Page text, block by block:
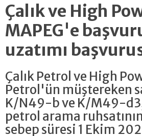
Çalık ve High
MAPEG'e
uzatımı
Çalık Petrol ve High
Petrol'ün müştereken
K/N49-b ve K/M49-
petrol arama
sebep süresi 1 Ekim